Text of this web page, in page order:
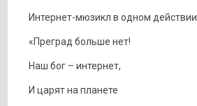
Интернет-мюзикл в одном действии
«Преград больше нет!
Наш бог – интернет,
И царят на планете